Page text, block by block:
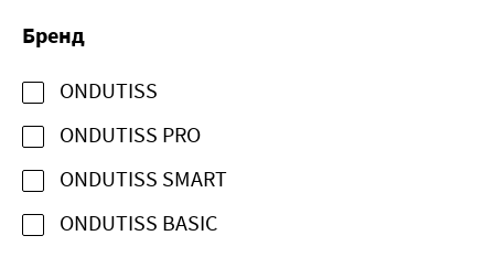
Бренд
ONDUTISS
ONDUTISS PRO
ONDUTISS SMART
ONDUTISS BASIC